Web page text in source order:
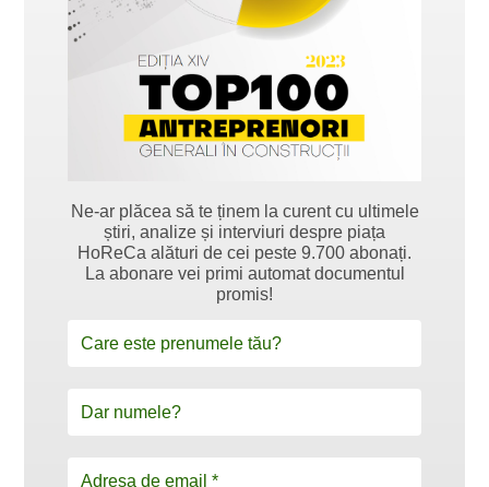
Ne-ar plăcea să te ținem la curent cu ultimele
știri, analize și interviuri despre piața
HoReCa alături de cei peste 9.700 abonați.
La abonare vei primi automat documentul
promis!